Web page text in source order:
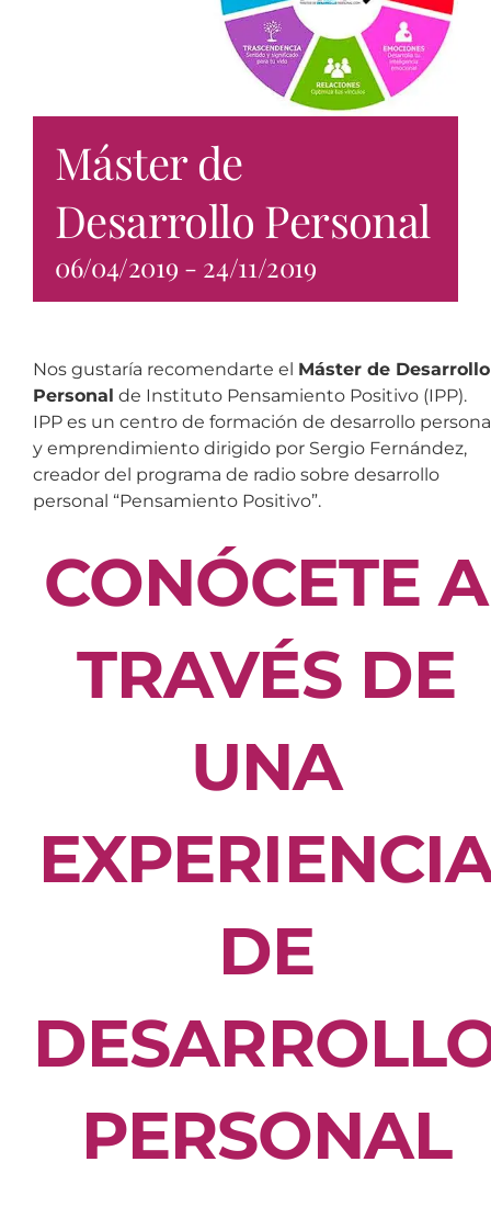
Máster de
Desarrollo Personal
06/04/2019 - 24/11/2019
Nos gustaría recomendarte el Máster de Desarrollo
Personal de Instituto Pensamiento Positivo (IPP).
IPP es un centro de formación de desarrollo
y emprendimiento dirigido por Sergio Fernández,
creador del programa de radio sobre desarrollo
personal “Pensamiento Positivo”.
CONÓCETE A
TRAVÉS DE
UNA
DE
PERSONAL